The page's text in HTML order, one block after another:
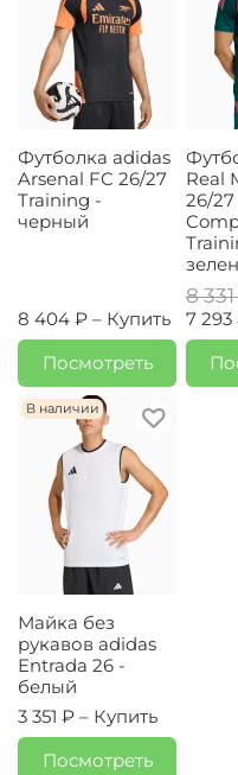
Футболка adidas
Arsenal FC 26/27
Training -
черный
8 404 ₽ – Купить
Посмотреть
Real
26/27
8
7 293
В наличии
Майка без
рукавов adidas
Entrada 26 -
белый
3 351 ₽ – Купить
Посмотреть